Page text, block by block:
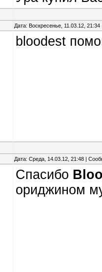
Дата: Воскресенье, 11.03.12,
bloodest
Дата: Среда, 14.03.12, 21:48 |
Спасибо
ориджином